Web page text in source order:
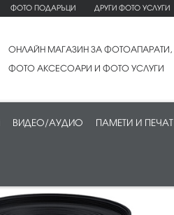
ФОТО ПОДАРЪЦИ ДРУГИ ФОТО УСЛУГИ
ОНЛАЙН МАГАЗИН ЗА ФОТОАПАРАТИ,
ФОТО АКСЕСОАРИ И ФОТО УСЛУГИ
ВИДЕО/АУДИО ПАМЕТИ И ПЕЧАТ